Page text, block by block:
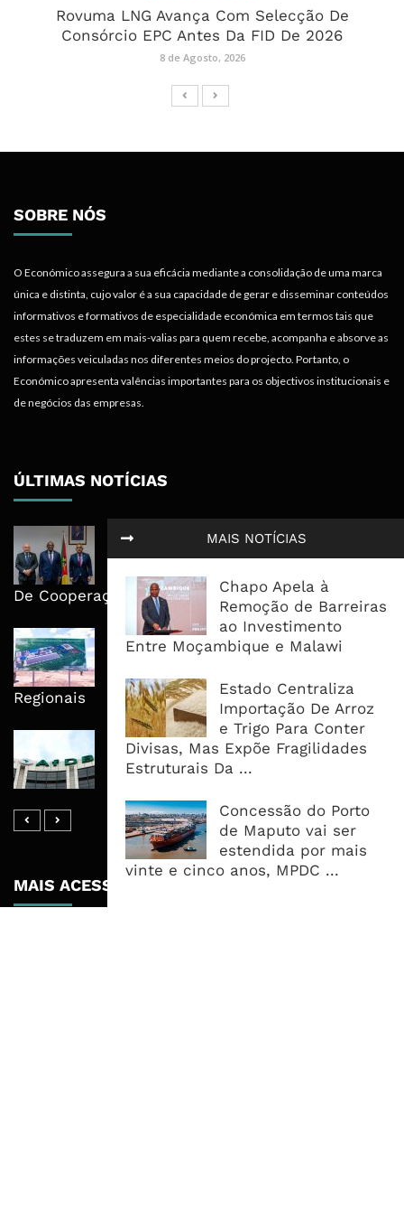
MAIS NOTÍCIAS
Chapo Apela à
Remoção de Barreiras
ao Investimento
Entre Moçambique e Malawi
Estado Centraliza
Importação De Arroz
e Trigo Para Conter
Divisas, Mas Expõe Fragilidades
Estruturais Da ...
Concessão do Porto
de Maputo vai ser
estendida por mais
vinte e cinco anos, MPDC ...
Rovuma LNG Avança Com Selecção De
Consórcio EPC Antes Da FID De 2026
8 de Agosto, 2026
SOBRE NÓS
O Económico assegura a sua eficácia mediante a consolidação de uma marca
única e distinta, cujo valor é a sua capacidade de gerar e disseminar conteúdos
informativos e formativos de especialidade económica em termos tais que
estes se traduzem em mais-valias para quem recebe, acompanha e absorve as
informações veiculadas nos diferentes meios do projecto. Portanto, o
Económico apresenta valências importantes para os objectivos institucionais e
de negócios das empresas.
ÚLTIMAS NOTÍCIAS
Moçambique E ECA Colocam
Emprego, Industrialização E
Execução No Centro Da Nova Agenda
De Cooperação
Nova Capacidade Cimenteira Coloca
Moçambique No Caminho Da Auto-
Suficiência E Das Exportações
Regionais
AfDB Aprova US$265 Milhões E
Acelera Ligação Da Zâmbia Ao
Corredor Do Lobito
MAIS ACESSADOS